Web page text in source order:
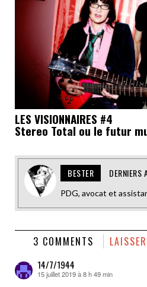
LES VISIONNAIRES #4
Stereo Total ou le futur
BESTER DERNIERS
PDG, avocat et
3 COMMENTS
14/7/1944
dit :
15 juillet 2019 à 8 h 49 min